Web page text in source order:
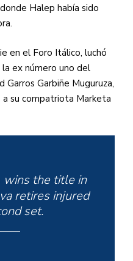
Halep había sido
en el Foro Itálico, luchó
ex número uno del
Garros Garbiñe Muguruza,
su compatriota Marketa
wins the title in
retires injured
set.